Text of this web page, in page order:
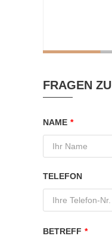
FRAGEN
NAME *
TELEFON
BETREFF *